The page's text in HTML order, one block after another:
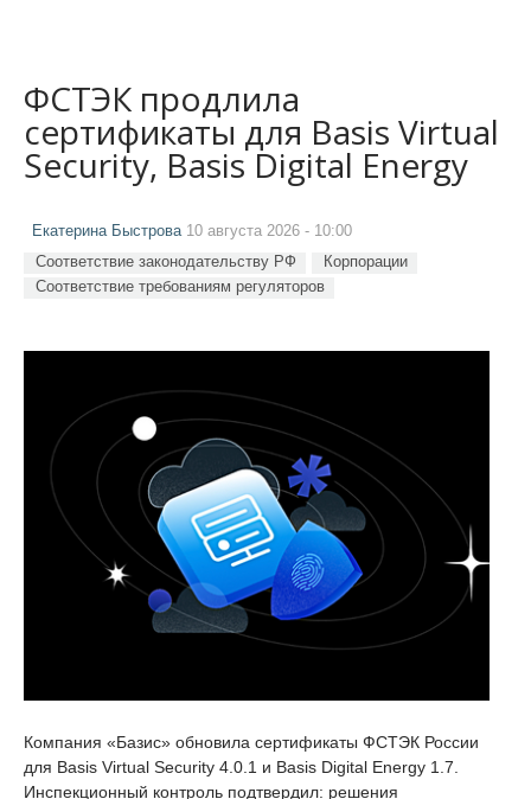
ФСТЭК продлила
сертификаты для Basis Virtual
Security, Basis Digital Energy
Екатерина Быстрова10 августа 2026 - 10:00
Соответствие законодательству РФ
Корпорации
Соответствие требованиям регуляторов
Компания «Базис» обновила сертификаты ФСТЭК России
для Basis Virtual Security 4.0.1 и Basis Digital Energy 1.7.
Инспекционный контроль подтвердил: решения